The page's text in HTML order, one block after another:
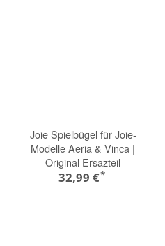
Joie Spielbügel für Joie-
Modelle Aeria & Vinca |
Original Ersazteil
32,99 €*